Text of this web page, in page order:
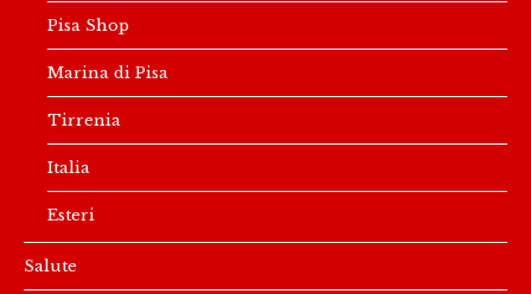
Pisa Shop
Marina di Pisa
Tirrenia
Italia
Esteri
Salute